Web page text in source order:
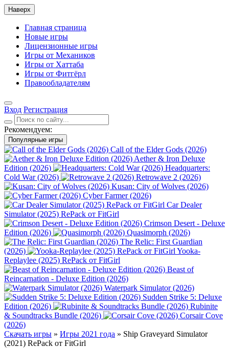
Наверх
Главная страница
Новые игры
Лицензионные игры
Игры от Механиков
Игры от Хаттаба
Игры от Фитгёрл
Правообладателям
Вход Регистрация
Рекомендуем:
Популярные игры
Call of the Elder Gods (2026)
Aether & Iron Deluxe
Edition (2026)
Headquarters:
Cold War (2026)
Retrowave 2 (2026)
Kusan: City of Wolves (2026)
Cyber Farmer (2026)
Car Dealer
Simulator (2025) RePack от FitGirl
Crimson Desert - Deluxe
Edition (2026)
Quasimorph (2026)
The Relic: First Guardian
(2026)
Yooka-
Replaylee (2025) RePack от FitGirl
Beast of
Reincarnation - Deluxe Edition (2026)
Waterpark Simulator (2026)
Sudden Strike 5: Deluxe
Edition (2026)
Rubinite
& Soundtracks Bundle (2026)
Corsair Cove
(2026)
Скачать игры » Игры 2021 года » Ship Graveyard Simulator
(2021) RePack от FitGirl